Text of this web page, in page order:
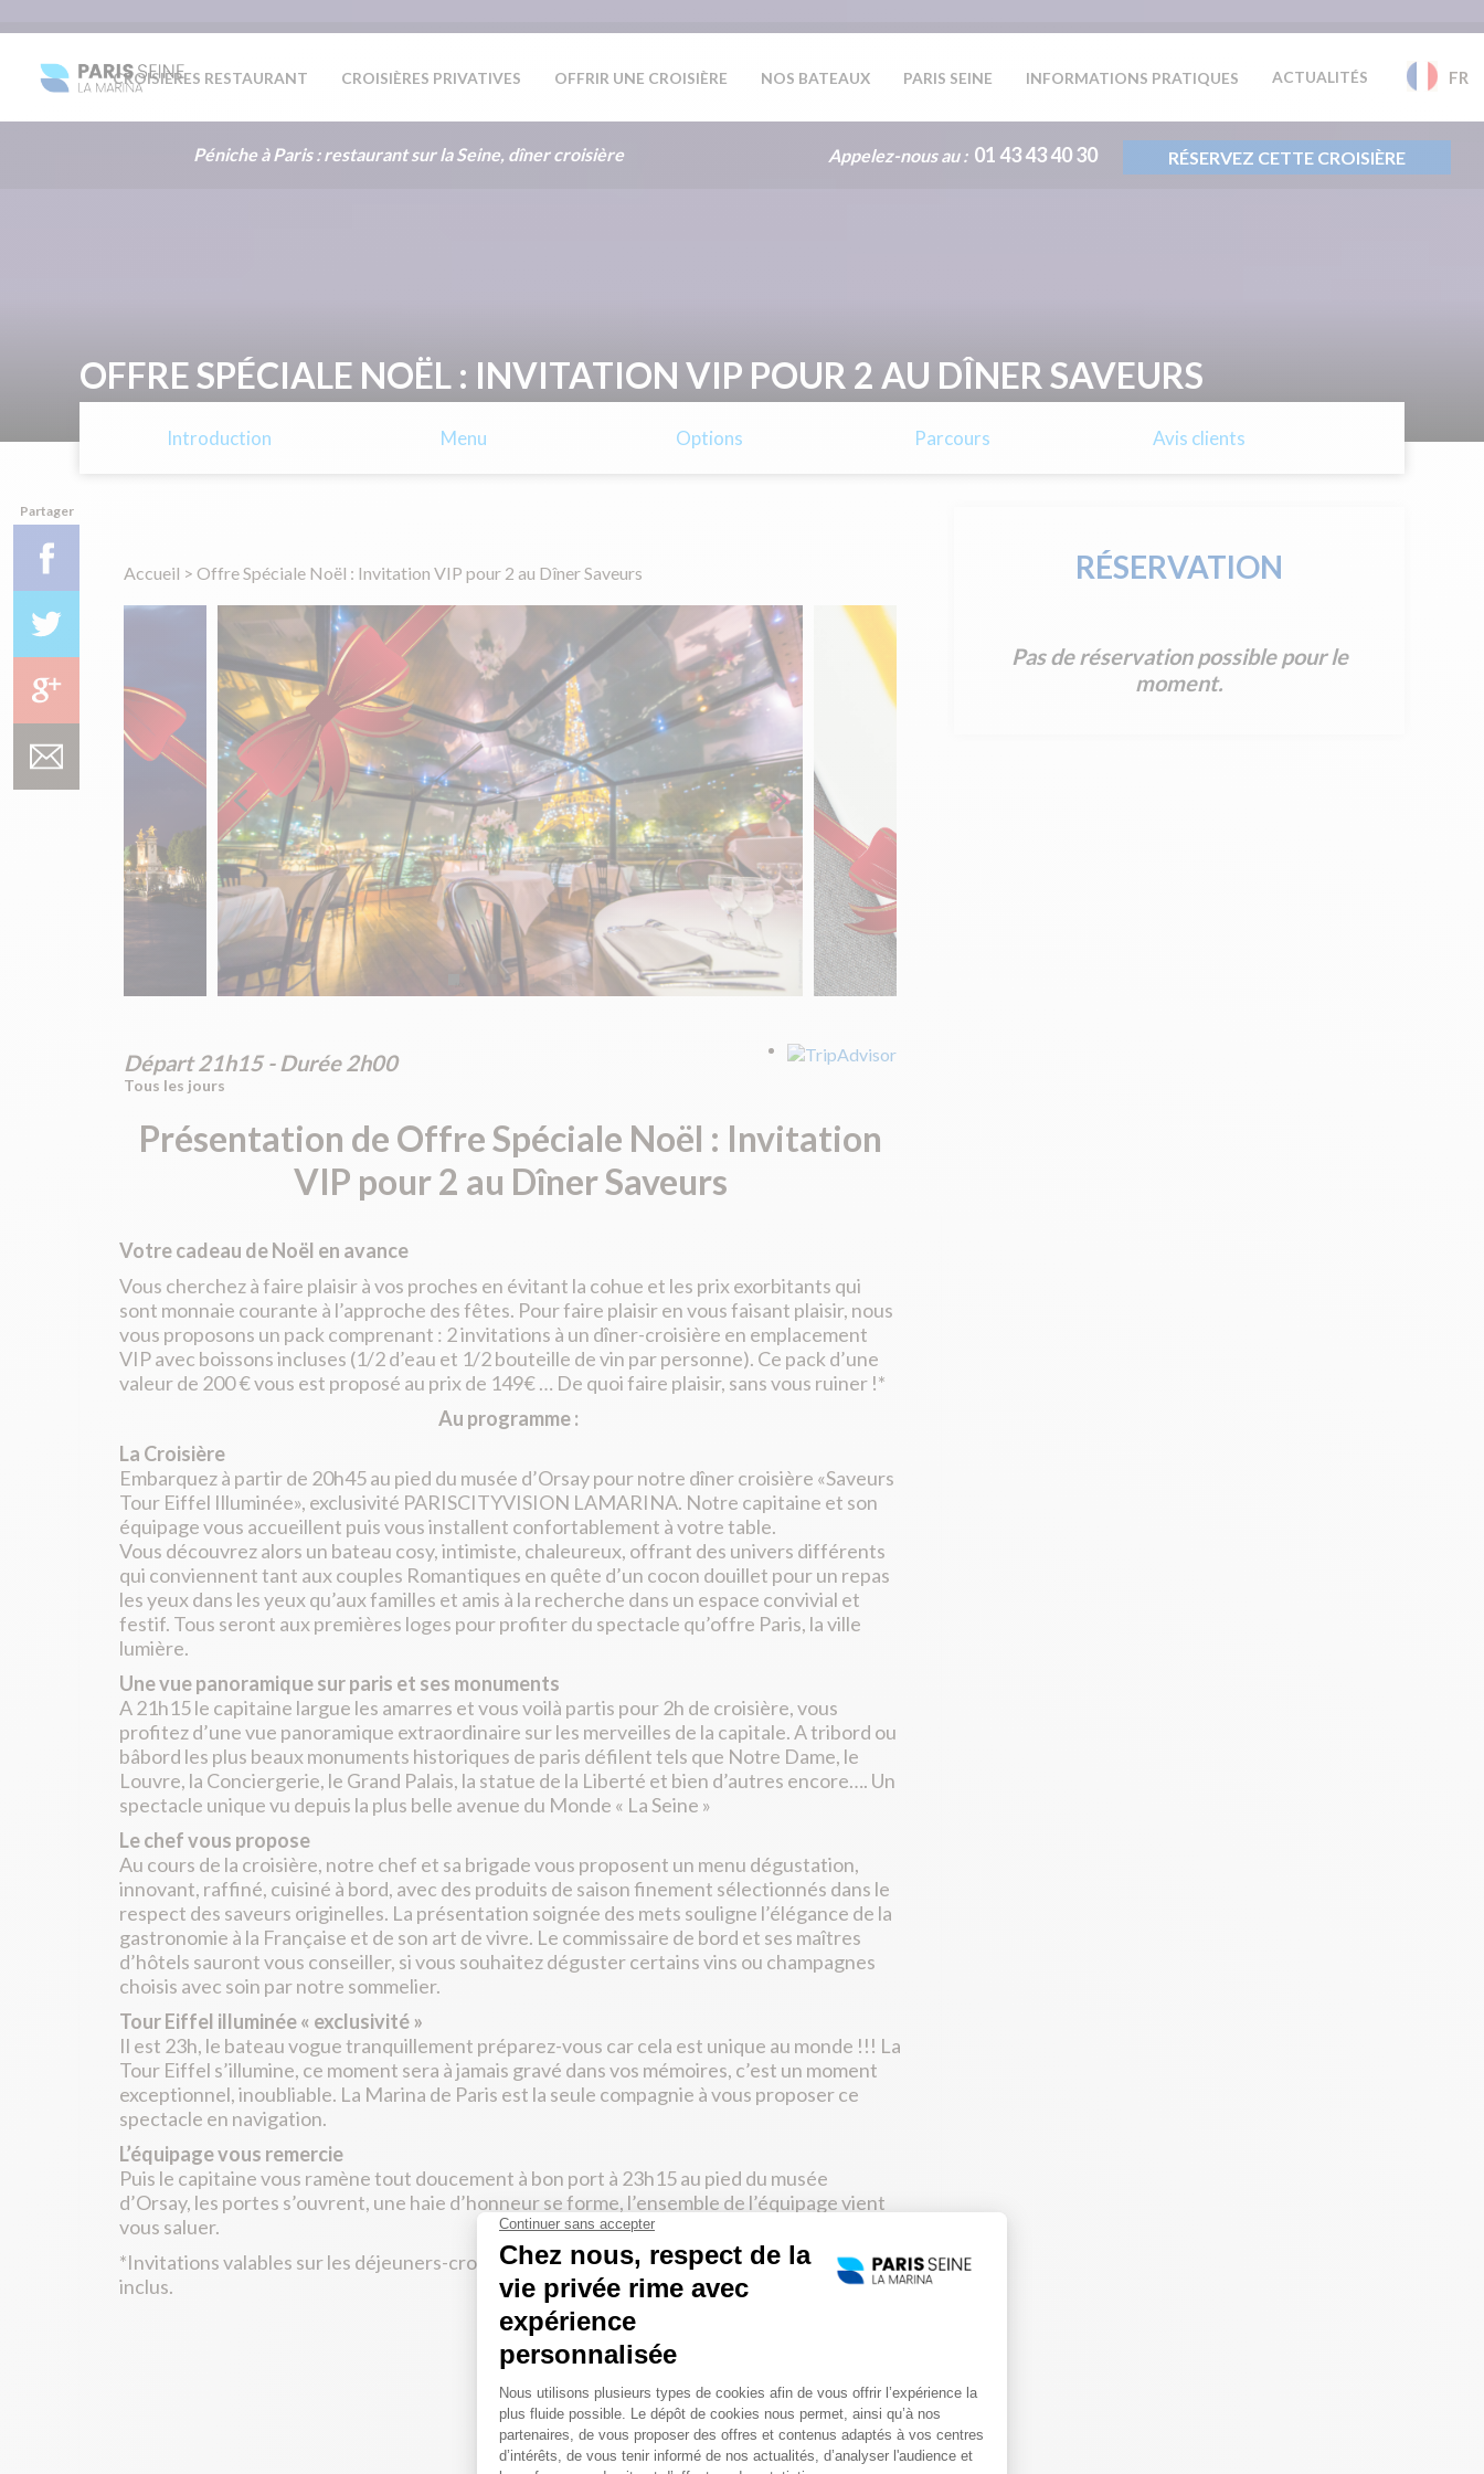
FR
CROISIÈRES RESTAURANT CROISIÈRES PRIVATIVES OFFRIR UNE CROISIÈRE NOS BATEAUX PARIS SEINE INFORMATIONS PRATIQUES ACTUALITÉS
Péniche à Paris : restaurant sur la Seine, dîner croisière Appelez-nous au : 01 43 43 40 30 RÉSERVEZ CETTE CROISIÈRE
OFFRE SPÉCIALE NOËL : INVITATION VIP POUR 2 AU DÎNER SAVEURS
Introduction Menu Options Parcours Avis clients
Partager
Accueil > Offre Spéciale Noël : Invitation VIP pour 2 au Dîner Saveurs
Départ 21h15 - Durée 2h00
Tous les jours
Présentation de Offre Spéciale Noël : Invitation
VIP pour 2 au Dîner Saveurs
Votre cadeau de Noël en avance
Vous cherchez à faire plaisir à vos proches en évitant la cohue et les prix exorbitants qui
sont monnaie courante à l’approche des fêtes. Pour faire plaisir en vous faisant plaisir, nous
vous proposons un pack comprenant : 2 invitations à un dîner-croisière en emplacement
VIP avec boissons incluses (1/2 d’eau et 1/2 bouteille de vin par personne). Ce pack d’une
valeur de 200 € vous est proposé au prix de 149€ … De quoi faire plaisir, sans vous ruiner !*
Au programme :
La Croisière
Embarquez à partir de 20h45 au pied du musée d’Orsay pour notre dîner croisière «Saveurs
Tour Eiffel Illuminée», exclusivité PARISCITYVISION LAMARINA. Notre capitaine et son
équipage vous accueillent puis vous installent confortablement à votre table.
Vous découvrez alors un bateau cosy, intimiste, chaleureux, offrant des univers différents
qui conviennent tant aux couples Romantiques en quête d’un cocon douillet pour un repas
les yeux dans les yeux qu’aux familles et amis à la recherche dans un espace convivial et
festif. Tous seront aux premières loges pour profiter du spectacle qu’offre Paris, la ville
lumière.
Une vue panoramique sur paris et ses monuments
A 21h15 le capitaine largue les amarres et vous voilà partis pour 2h de croisière, vous
profitez d’une vue panoramique extraordinaire sur les merveilles de la capitale. A tribord ou
bâbord les plus beaux monuments historiques de paris défilent tels que Notre Dame, le
Louvre, la Conciergerie, le Grand Palais, la statue de la Liberté et bien d’autres encore…. Un
spectacle unique vu depuis la plus belle avenue du Monde « La Seine »
Le chef vous propose
Au cours de la croisière, notre chef et sa brigade vous proposent un menu dégustation,
innovant, raffiné, cuisiné à bord, avec des produits de saison finement sélectionnés dans le
respect des saveurs originelles. La présentation soignée des mets souligne l’élégance de la
gastronomie à la Française et de son art de vivre. Le commissaire de bord et ses maîtres
d’hôtels sauront vous conseiller, si vous souhaitez déguster certains vins ou champagnes
choisis avec soin par notre sommelier.
Tour Eiffel illuminée « exclusivité »
Il est 23h, le bateau vogue tranquillement préparez-vous car cela est unique au monde !!! La
Tour Eiffel s’illumine, ce moment sera à jamais gravé dans vos mémoires, c’est un moment
exceptionnel, inoubliable. La Marina de Paris est la seule compagnie à vous proposer ce
spectacle en navigation.
L’équipage vous remercie
Puis le capitaine vous ramène tout doucement à bon port à 23h15 au pied du musée
d’Orsay, les portes s’ouvrent, une haie d’honneur se forme, l’ensemble de l’équipage vient
vous saluer.
*Invitations valables sur les déjeuners-croisière Orsay du 2 janvier 2019 au 31 mars 2019
inclus.
RÉSERVATION
Pas de réservation possible pour le
moment.